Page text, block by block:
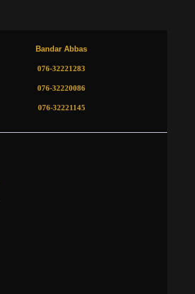
Bandar Abbas
076-32221283
076-32220086
076-32221145